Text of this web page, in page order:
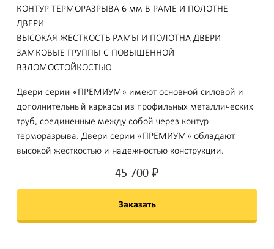
КОНТУР ТЕРМОРАЗРЫВА 6 мм В РАМЕ И ПОЛОТНЕ
ДВЕРИ
ВЫСОКАЯ ЖЕСТКОСТЬ РАМЫ И ПОЛОТНА ДВЕРИ
ЗАМКОВЫЕ ГРУППЫ С ПОВЫШЕННОЙ
ВЗЛОМОСТОЙКОСТЬЮ
Двери серии «ПРЕМИУМ» имеют основной силовой и
дополнительный каркасы из профильных металлических
труб, соединенные между собой через контур
терморазрыва. Двери серии «ПРЕМИУМ» обладают
высокой жесткостью и надежностью конструкции.
45 700 ₽
Заказать